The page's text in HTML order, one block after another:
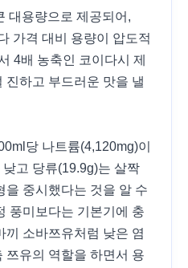
대용량으로 제공되어,
가격 대비 용량이 압도적
4배 농축인 코이다시 제
진하고 부드러운 맛을 낼
당 나트륨(4,120mg)이
고 당류(19.9g)는 살짝
을 중시했다는 것을 알 수
풍미보다는 기본기에 충
끼 소바쯔유처럼 낮은 염
쯔유의 역할을 하면서 용